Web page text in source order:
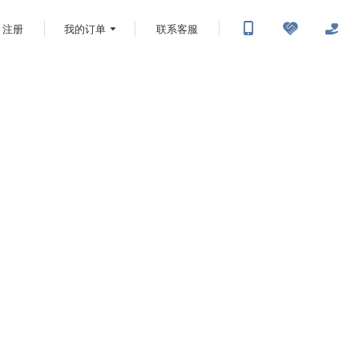
注册 我的订单 联系客服